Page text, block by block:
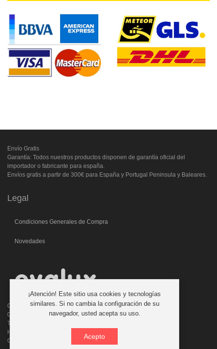
Envío Gratis
Garantía: Todos nuestros productos disponen de garantía oficial del
importador o fabricante para españa.
Envíos gratis a partir de 300€ para España y Portugal Peninsula y Baleares.
Legal
Condiciones Generales de Compra
Novedades
C/. Laforja, 46
08006 BARCELONA (ESPAÑA)
Teléfono: 933 210 593 - 619 711 900
Horario atencion telefonica: 9:00 a 14:00 Tardes con cita previa
Consultas:evalux@evalux.com
¡Atención! Este sitio usa cookies y tecnologías
similares. Si no cambia la configuración de su
navegador, usted acepta su uso.
Acepto